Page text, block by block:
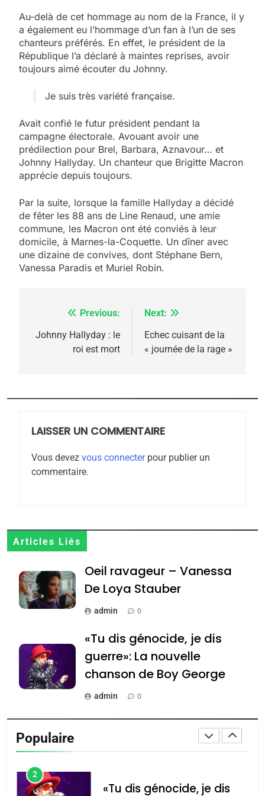
Au-delà de cet hommage au nom de la France, il y
a également eu l’hommage d’un fan à l’un de ses
chanteurs préférés. En effet, le président de la
République l’a déclaré à maintes reprises, avoir
toujours aimé écouter du Johnny.
Je suis très variété française.
Avait confié le futur président pendant la
campagne électorale. Avouant avoir une
prédilection pour Brel, Barbara, Aznavour… et
Johnny Hallyday. Un chanteur que Brigitte Macron
apprécie depuis toujours.
Par la suite, lorsque la famille Hallyday a décidé
de fêter les 88 ans de Line Renaud, une amie
commune, les Macron ont été conviés à leur
domicile, à Marnes-la-Coquette. Un dîner avec
une dizaine de convives, dont Stéphane Bern,
Vanessa Paradis et Muriel Robin.
Navigation
de
Previous:
Johnny Hallyday : le
roi est mort
Next:
Echec cuisant de la
« journée de la rage »
LAISSER UN COMMENTAIRE
Vous devez vous connecterpour publier un
commentaire.
Articles Liés
Oeil ravageur – Vanessa
De Loya Stauber
admin 0
«Tu dis génocide, je dis
guerre»: La nouvelle
chanson de Boy George
admin 0
Tout sur la Nostalgie
נשיא המדינה יצחק
Accords d’Isaac: l’alliance
Populaire
2025, l’année la plus
rapport d’ADL contre
FRANCE ISRAÉL
6
Zrihen-Dvir
7
Jacques Hadida
JUDAISME
Maroc : Les amandes de
Tafraout, le miel de Tadla
Azilal consacrés produits
du terroir
MAROC
2
«Tu dis génocide, je dis